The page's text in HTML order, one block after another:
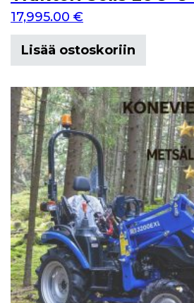
17,995.00 €
Lisää ostoskoriin